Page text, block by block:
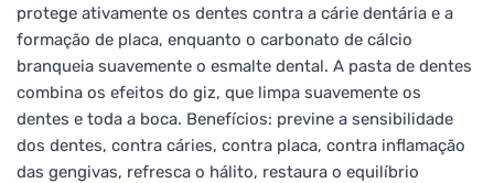
protege ativamente os dentes contra a cárie dentária e a
formação de placa, enquanto o carbonato de cálcio
branqueia suavemente o esmalte dental. A pasta de dentes
combina os efeitos do giz, que limpa suavemente os
dentes e toda a boca. Benefícios: previne a sensibilidade
dos dentes, contra cáries, contra placa, contra inflamação
das gengivas, refresca o hálito, restaura o equilíbrio